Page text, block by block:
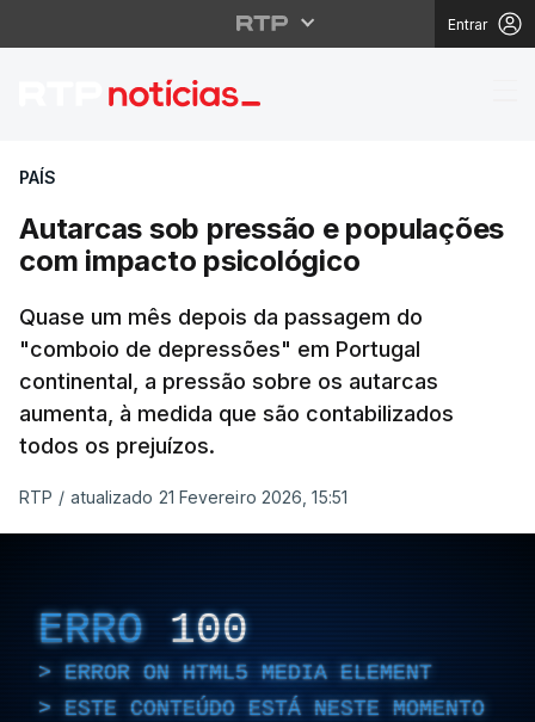
Entrar
Autarcas sob
PAÍS
Autarcas sob pressão e populações
com impacto psicológico
Quase um mês depois da passagem do
"comboio de depressões" em Portugal
continental, a pressão sobre os autarcas
aumenta, à medida que são contabilizados
todos os prejuízos.
RTP / atualizado 21 Fevereiro 2026, 15:51
ERRO 100
ERROR ON HTML5 MEDIA ELEMENT
ESTE CONTEÚDO ESTÁ NESTE MOMENTO